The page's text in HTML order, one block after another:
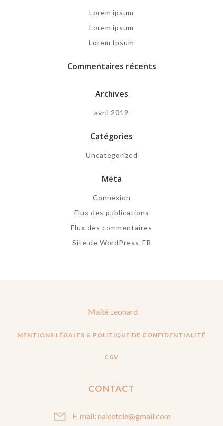
Lorem ipsum
Lorem ipsum
Lorem Ipsum
Commentaires récents
Archives
avril 2019
Catégories
Uncategorized
Méta
Connexion
Flux des publications
Flux des commentaires
Site de WordPress-FR
Maïté Leonard
MENTIONS LÉGALES & POLITIQUE DE CONFIDENTIALITÉ
CGV
CONTACT
E-mail: naieetcie@gmail.com